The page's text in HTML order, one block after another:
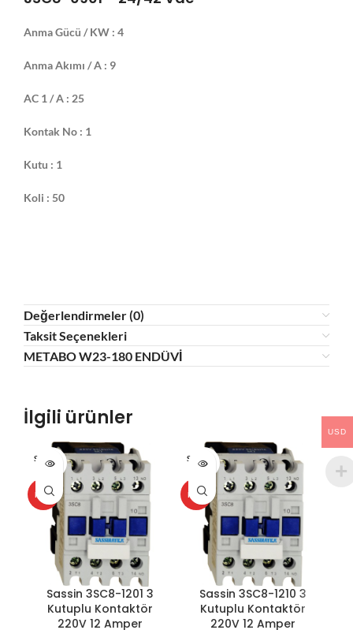
Anma Gücü / KW : 4
Anma Akımı / A : 9
AC 1 / A : 25
Kontak No : 1
Kutu : 1
Koli : 50
Değerlendirmeler (0)
Taksit Seçenekleri
METABO W23-180 ENDÜVİ
İlgili ürünler
SOLD O
UT
HOT
Sassin 3SC8-1201 3
Kutuplu Kontaktör
220V 12 Amper
SOLD O
UT
HOT
Sassin 3SC8-1210 3
Kutuplu Kontaktör
220V 12 Amper
USD